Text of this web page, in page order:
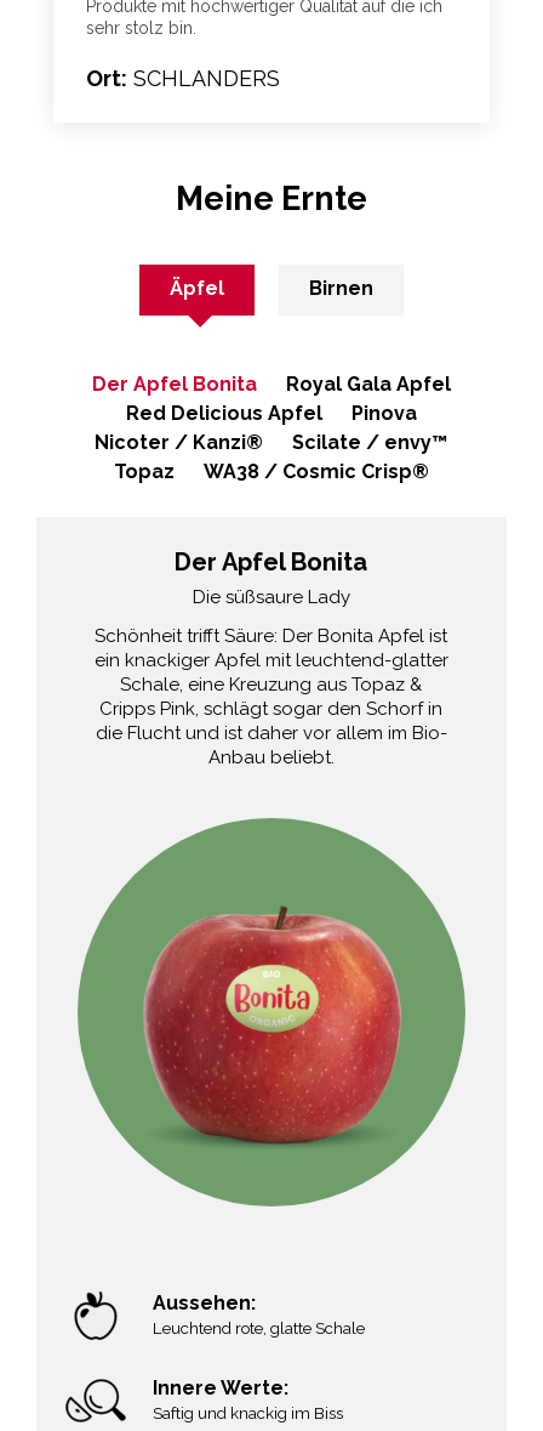
Produkte mit hochwertiger Qualität auf die ich
sehr stolz bin.
Ort: SCHLANDERS
Meine Ernte
Nicoter / Kanzi®
Die ausgewogene Erfrischung
Mit seiner richtigen Balance zwischen
Süße und Säure sorgt der saftige Nicoter
/ Kanzi® Apfel für ein harmonisches
Geschmackserlebnis und stärkende
Energie für Körper und Geist – fast wie
Musik für den Gaumen.
Aussehen:
rote Deckfarbe mit gelber Zweitfarbe,
Innere Werte:
Der Apfel Bonita
Die süßsaure Lady
Schönheit trifft Säure: Der Bonita Apfel ist
ein knackiger Apfel mit leuchtend-glatter
Schale, eine Kreuzung aus Topaz &
Cripps Pink, schlägt sogar den Schorf in
die Flucht und ist daher vor allem im Bio-
Anbau beliebt.
Aussehen:
Leuchtend rote, glatte Schale
Innere Werte:
Saftig und knackig im Biss
Der Apfel Bonita
Royal Gala Apfel
Red Delicious Apfel
Pinova
Nicoter / Kanzi®
Scilate / envy™
Topaz
WA38 / Cosmic Crisp®
Äpfel Birnen